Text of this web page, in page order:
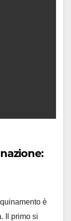
è
Il primo si